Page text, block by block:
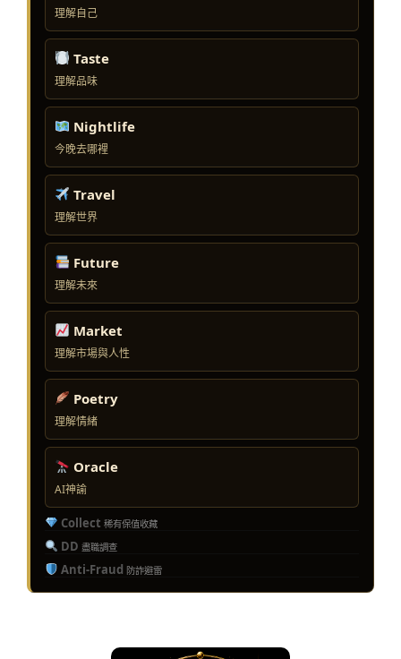
理解自己
Taste
理解品味
Nightlife
今晚去哪裡
Travel
理解世界
Future
理解未來
Market
理解市場與人性
Poetry
理解情緒
Oracle
AI神諭
Collect 稀有保值收藏
DD 盡職調查
Anti-Fraud 防詐避雷